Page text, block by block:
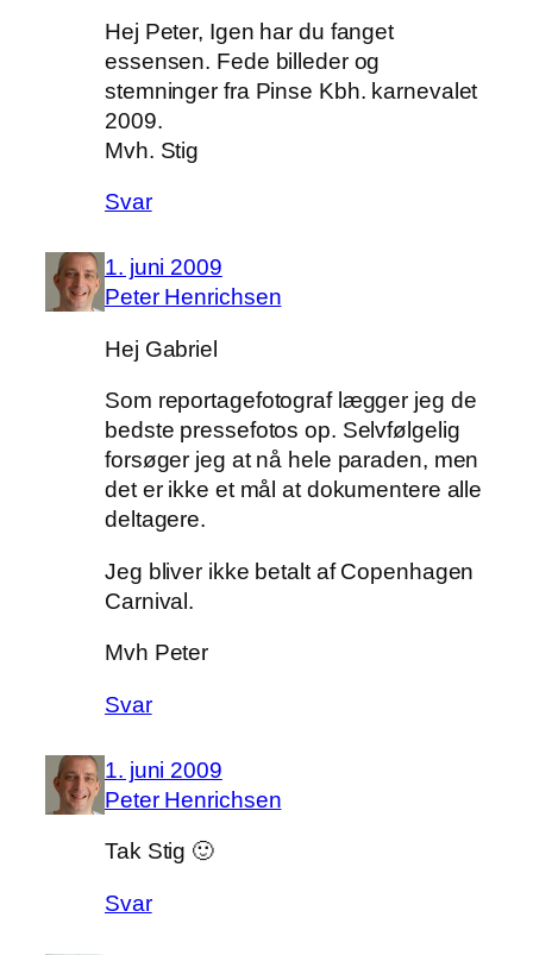
Hej Peter, Igen har du fanget
essensen. Fede billeder og
stemninger fra Pinse Kbh. karnevalet
2009.
Mvh. Stig
Svar
1. juni 2009
Peter Henrichsen
Hej Gabriel
Som reportagefotograf lægger jeg de
bedste pressefotos op. Selvfølgelig
forsøger jeg at nå hele paraden, men
det er ikke et mål at dokumentere alle
deltagere.
Jeg bliver ikke betalt af Copenhagen
Carnival.
Mvh Peter
Svar
1. juni 2009
Peter Henrichsen
Tak Stig 🙂
Svar